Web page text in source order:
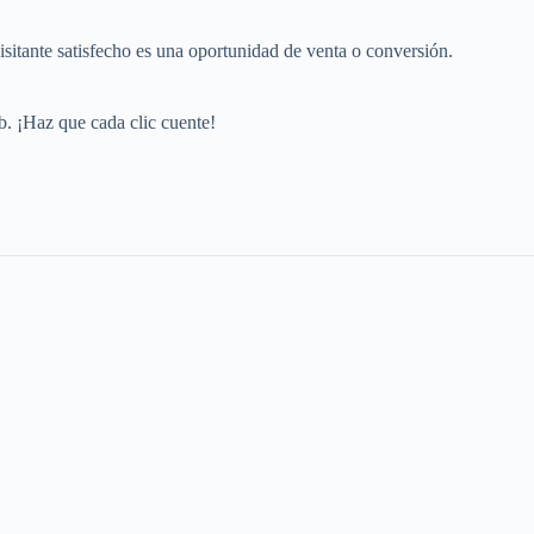
satisfecho es una oportunidad de venta o conversión.
¡Haz que cada clic cuente!